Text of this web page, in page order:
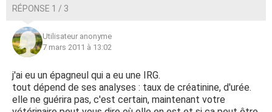
RÉPONSE 1 / 3
Utilisateur anonyme
7 mars 2011 à 13:02
j'ai eu un épagneul qui a eu une IRG.
tout dépend de ses analyses : taux de créatinine, d'urée.
elle ne guérira pas, c'est certain, maintenant votre